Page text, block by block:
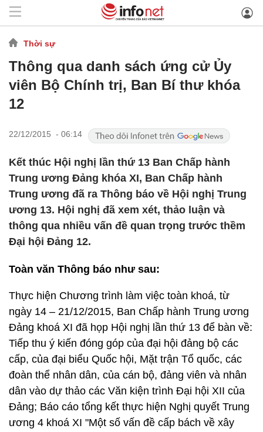
Thời sự
Thông qua danh sách ứng cử Ủy
viên Bộ Chính trị, Ban Bí thư khóa
12
22/12/2015 - 06:14
Kết thúc Hội nghị lần thứ 13 Ban Chấp hành
Trung ương Đảng khóa XI, Ban Chấp hành
Trung ương đã ra Thông báo về Hội nghị Trung
ương 13. Hội nghị đã xem xét, thảo luận và
thông qua nhiều vấn đề quan trọng trước thềm
Đại hội Đảng 12.
Toàn văn Thông báo như sau:
Thực hiện Chương trình làm việc toàn khoá, từ
ngày 14 – 21/12/2015, Ban Chấp hành Trung ương
Đảng khoá XI đã họp Hội nghị lần thứ 13 để bàn về:
Tiếp thu ý kiến đóng góp của đại hội đảng bộ các
cấp, của đại biểu Quốc hội, Mặt trận Tổ quốc, các
đoàn thể nhân dân, của cán bộ, đảng viên và nhân
dân vào dự thảo các Văn kiện trình Đại hội XII của
Đảng; Báo cáo tổng kết thực hiện Nghị quyết Trung
ương 4 khoá XI "Một số vấn đề cấp bách về xây